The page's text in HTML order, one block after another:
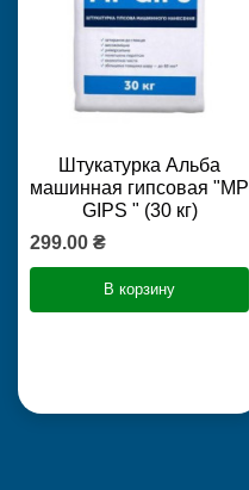
Штукатурка Альба
машинная гипсовая "MP
GIPS " (30 кг)
299.00 ₴
В корзину